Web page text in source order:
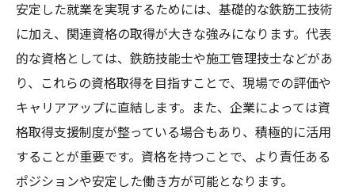
安定した就業を実現するためには、基礎的な鉄筋工技術
に加え、関連資格の取得が大きな強みになります。代表
的な資格としては、鉄筋技能士や施工管理技士などがあ
り、これらの資格取得を目指すことで、現場での評価や
キャリアアップに直結します。また、企業によっては資
格取得支援制度が整っている場合もあり、積極的に活用
することが重要です。資格を持つことで、より責任ある
ポジションや安定した働き方が可能となります。